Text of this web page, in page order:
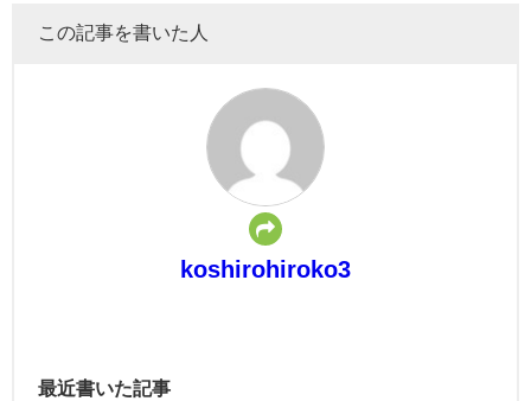
この記事を書いた人
koshirohiroko3
最近書いた記事